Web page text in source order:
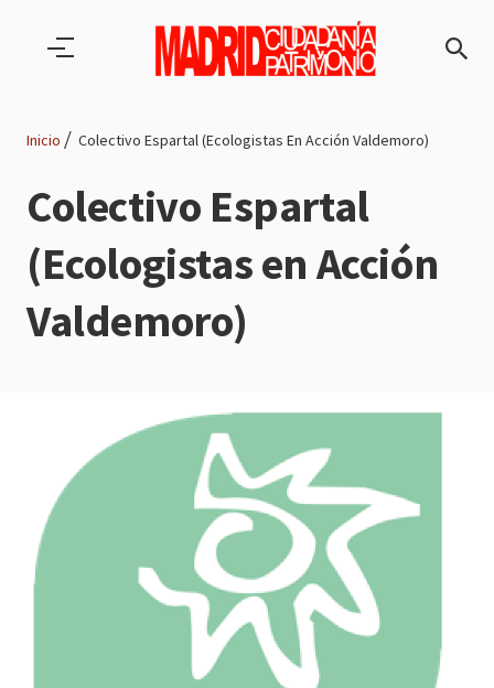
Ruta
de
navegación
Inicio Colectivo Espartal (Ecologistas En Acción Valdemoro)
Colectivo Espartal
(Ecologistas en Acción
Valdemoro)